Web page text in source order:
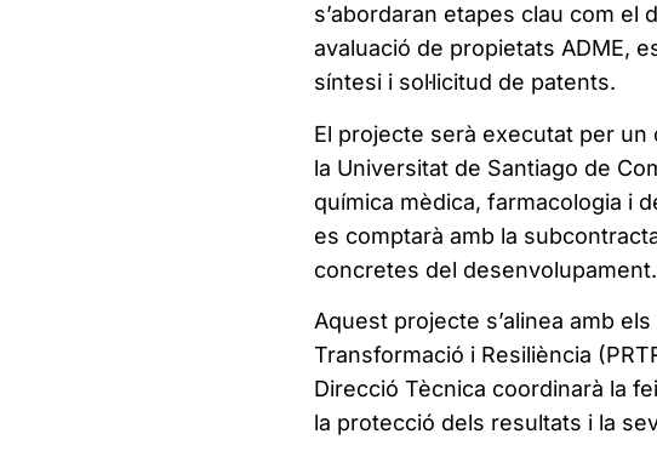
s’abordaran etapes clau com
avaluació de propietats ADME,
síntesi i sol·licitud de patents.
El projecte serà executat per
la Universitat de Santiago de
química mèdica, farmacologia i
es comptarà amb la
concretes del desenvolupament.
Aquest projecte s’alinea amb
Transformació i Resiliència
Direcció Tècnica coordinarà la
la protecció dels resultats i la